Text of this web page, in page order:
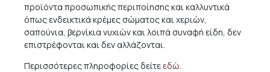
προϊόντα προσωπικής περιποίησης και καλλυντικά
όπως ενδεικτικά κρέμες σώματος και χεριών,
σαπούνια, βερνίκια νυχιών και λοιπά συναφή είδη, δεν
επιστρέφονται και δεν αλλάζονται.
Περισσότερες πληροφορίες δείτε εδώ.